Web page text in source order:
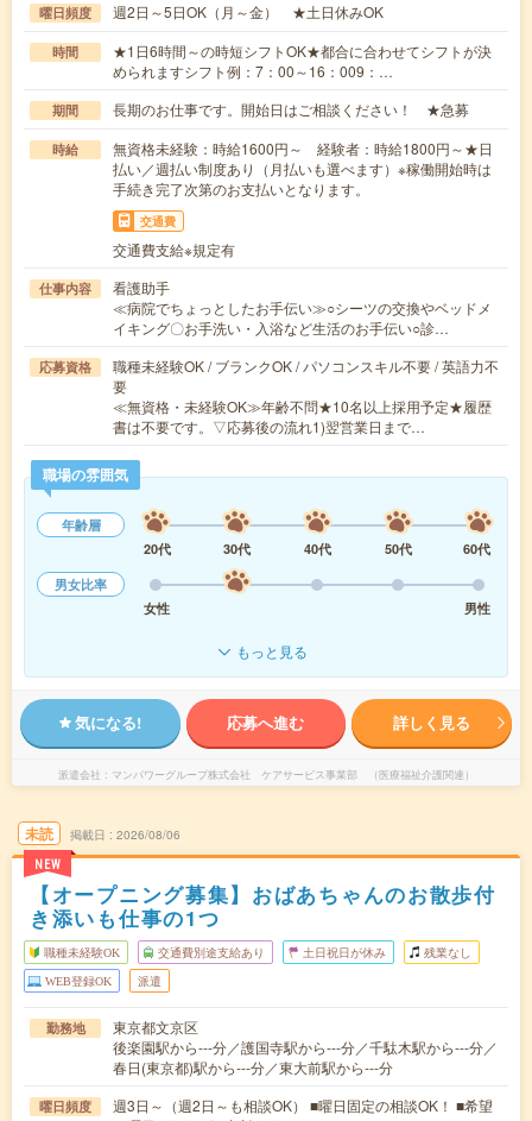
曜日頻度 週2日～5日OK（月～金） ★土日休みOK
時間
★1日6時間～の時短シフトOK★都合に合わせてシフトが決
められますシフト例：7：00～16：009：…
期間 長期のお仕事です。開始日はご相談ください！ ★急募
時給
無資格未経験：時給1600円～ 経験者：時給1800円～★日
払い／週払い制度あり（月払いも選べます）※稼働開始時は
手続き完了次第のお支払いとなります。
交通費
交通費支給※規定有
仕事内容
看護助手
≪病院でちょっとしたお手伝い≫○シーツの交換やベッドメ
イキング〇お手洗い・入浴など生活のお手伝い○診…
応募資格
職種未経験OK / ブランクOK / パソコンスキル不要 / 英語力不
要
≪無資格・未経験OK≫年齢不問★10名以上採用予定★履歴
書は不要です。▽応募後の流れ1)翌営業日まで…
職場の雰囲気
年齢層
20代
30代 40代 50代
60代
男女比率
女性
男性
もっと見る
気になる! 応募へ進む 詳しく見る
派遣会社 マンパワーグループ株式会社 ケアサービス事業部 （医療福祉介護関連）
未読
NEW
掲載日 2026/08/06
【オープニング募集】おばあちゃんのお散歩付
き添いも仕事の1つ
職種未経験OK 交通費別途支給あり 土日祝日が休み 残業なし
WEB登録OK 派遣
勤務地
東京都文京区
後楽園駅から---分／護国寺駅から---分／千駄木駅から---分／
春日(東京都)駅から---分／東大前駅から---分
曜日頻度
週3日～（週2日～も相談OK） ■曜日固定の相談OK！ ■希望